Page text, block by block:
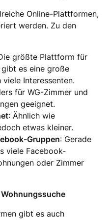
Online-Plattformen,
werden. Zu den
größte Plattform für
es eine große
Interessenten.
für WG-Zimmer und
geeignet.
: Ähnlich wie
etwas kleiner.
Gruppen: Gerade
viele Facebook-
oder Zimmer
gibt es auch